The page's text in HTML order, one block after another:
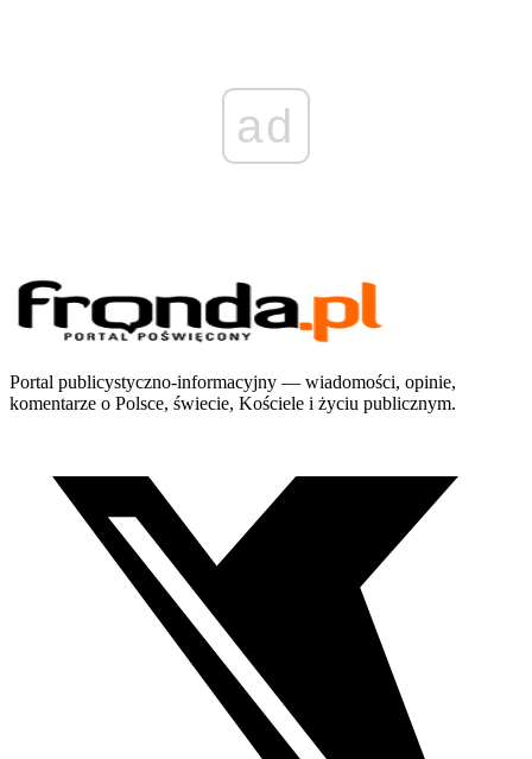
ad
Portal publicystyczno-informacyjny — wiadomości, opinie,
komentarze o Polsce, świecie, Kościele i życiu publicznym.